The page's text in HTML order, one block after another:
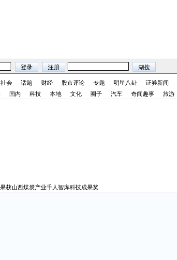
社会 话题 财经 股市评论 专题 明星八卦 证券新闻
国内 科技 本地 文化 圈子 汽车 奇闻趣事 旅游
获山西煤炭产业千人智库科技成果奖